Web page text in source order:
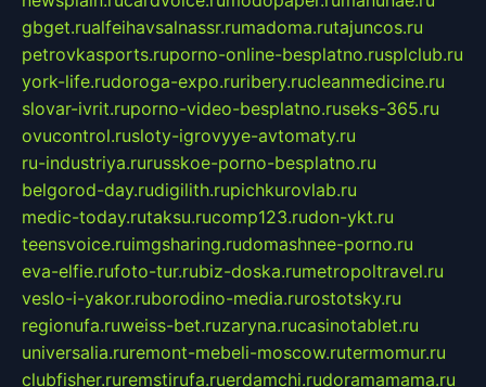
gbget.rualfeihavsalnassr.rumadoma.rutajuncos.ru
petrovkasports.ruporno-online-besplatno.rusplclub.ru
york-life.rudoroga-expo.ruribery.rucleanmedicine.ru
slovar-ivrit.ruporno-video-besplatno.ruseks-365.ru
ovucontrol.rusloty-igrovyye-avtomaty.ru
ru-industriya.rurusskoe-porno-besplatno.ru
belgorod-day.rudigilith.rupichkurovlab.ru
medic-today.rutaksu.rucomp123.rudon-ykt.ru
teensvoice.ruimgsharing.rudomashnee-porno.ru
eva-elfie.rufoto-tur.rubiz-doska.rumetropoltravel.ru
veslo-i-yakor.ruborodino-media.rurostotsky.ru
regionufa.ruweiss-bet.ruzaryna.rucasinotablet.ru
universalia.ruremont-mebeli-moscow.rutermomur.ru
clubfisher.ruremstirufa.ruerdamchi.rudoramamama.ru